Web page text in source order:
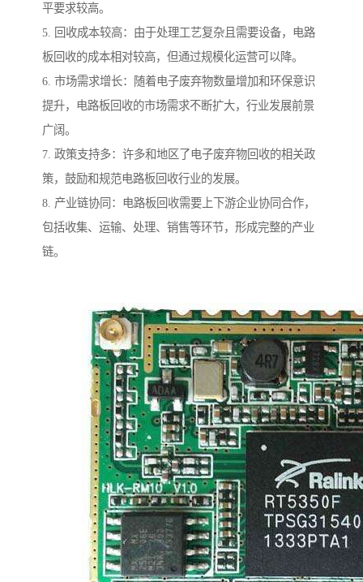
平要求较高。
5. 回收成本较高：由于处理工艺复杂且需要设备，电路
板回收的成本相对较高，但通过规模化运营可以降。
6. 市场需求增长：随着电子废弃物数量增加和环保意识
提升，电路板回收的市场需求不断扩大，行业发展前景
广阔。
7. 政策支持多：许多和地区了电子废弃物回收的相关政
策，鼓励和规范电路板回收行业的发展。
8. 产业链协同：电路板回收需要上下游企业协同合作，
包括收集、运输、处理、销售等环节，形成完整的产业
链。